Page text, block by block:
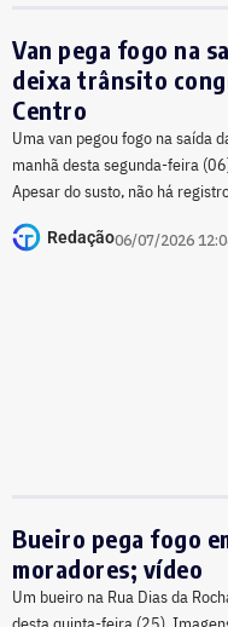
Van pega fogo na
deixa trânsito
Centro
Uma van pegou fogo na saída
manhã desta segunda-feira
Apesar do susto, não há
Redação06/07/2026
Bueiro pega fogo
moradores; vídeo
Um bueiro na Rua Dias da